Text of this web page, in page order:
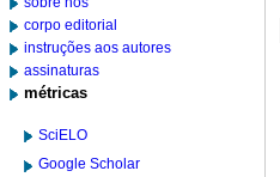
corpo editorial
instruções aos autores
assinaturas
métricas
SciELO
Google Scholar